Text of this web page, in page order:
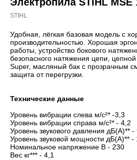
STIHL
Удобная, лёгкая базовая модель с
производительностью. Хорошая
работы, устройство бокового
безопасного натяжения цепи,
Super, масляный бак с прозрачным
защита от перегрузки.
Технические данные
Уровень вибрации слева м/с²* -3,3
Уровень вибрации справа м/с²* - 4,2
Уровень звукового давления дБ(A)** -
Уровень звуковой мощности дБ(A)** -
Номинальное напряжение В - 230
Вес кг*** - 4,1